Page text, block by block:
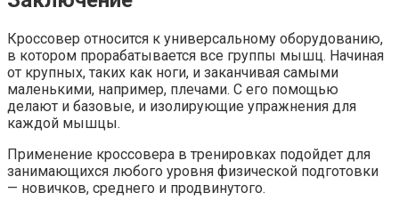
Кроссовер относится к универсальному оборудованию,
в котором прорабатывается все группы мышц. Начиная
от крупных, таких как ноги, и заканчивая самыми
маленькими, например, плечами. С его помощью
делают и базовые, и изолирующие упражнения для
каждой мышцы.
Применение кроссовера в тренировках подойдет для
занимающихся любого уровня физической подготовки
— новичков, среднего и продвинутого.